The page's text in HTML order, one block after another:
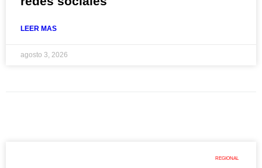
LEER MAS
agosto 3, 2026
REGIONAL